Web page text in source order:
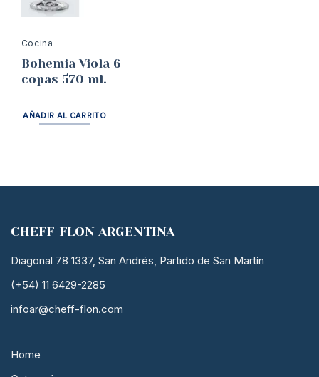
Cocina
Bohemia Viola 6
copas 570 ml.
AÑADIR AL CARRITO
CHEFF-FLON ARGENTINA
Diagonal 78 1337, San Andrés, Partido de San Martín
(+54) 11 6429-2285
infoar@cheff-flon.com
Home